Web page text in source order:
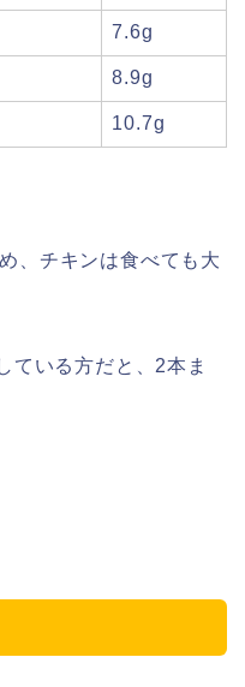
7.6g
8.9g
10.7g
、チキンは食べても大
ている方だと、2本ま